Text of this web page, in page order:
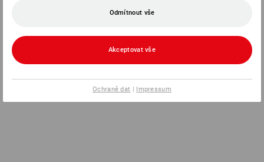
Odmítnout vše
Akceptovat vše
Ochraně dat | Impressum